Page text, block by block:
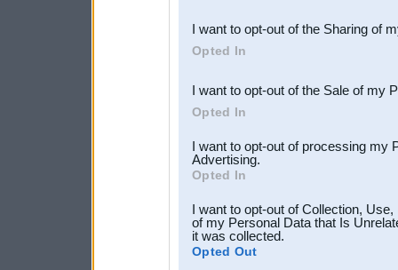
Downstream Participants
third parties.
I want to opt-out of the Sharing of
Opted In
I want to opt-out of the Sale of my
Opted In
I want to opt-out of processing my
Advertising.
Opted In
I want to opt-out of Collection,
of my Personal Data that Is
it was collected.
Opted Out